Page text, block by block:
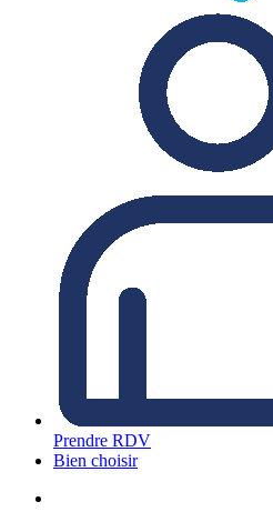
Prendre RDV
Bien choisir